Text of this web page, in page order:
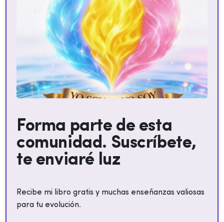
Forma parte de esta
comunidad. Suscríbete,
te enviaré luz
Recibe mi libro gratis y muchas enseñanzas valiosas
para tu evolución.